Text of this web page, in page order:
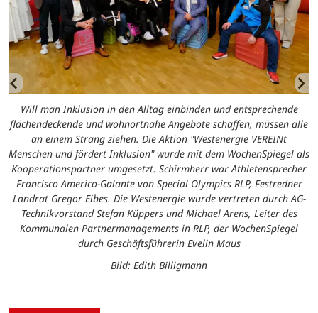
Will man Inklusion in den Alltag einbinden und entsprechende
flächendeckende und wohnortnahe Angebote schaffen, müssen alle
an einem Strang ziehen. Die Aktion "Westenergie VEREINt
Menschen und fördert Inklusion" wurde mit dem WochenSpiegel als
Kooperationspartner umgesetzt. Schirmherr war Athletensprecher
Francisco Americo-Galante von Special Olympics RLP, Festredner
Landrat Gregor Eibes. Die Westenergie wurde vertreten durch AG-
Technikvorstand Stefan Küppers und Michael Arens, Leiter des
Kommunalen Partnermanagements in RLP, der WochenSpiegel
durch Geschäftsführerin Evelin Maus
Bild: Edith Billigmann